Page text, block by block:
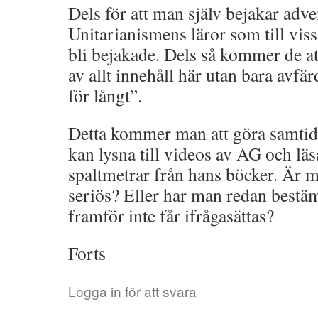
Dels för att man själv bejakar
Unitarianismens läror som till
bli bejakade. Dels så kommer de
av allt innehåll här utan bara
för långt”.
Detta kommer man att göra
kan lysna till videos av AG och
spaltmetrar från hans böcker. Är
seriös? Eller har man redan
framför inte får ifrågasättas?
Forts
Logga in för att svara